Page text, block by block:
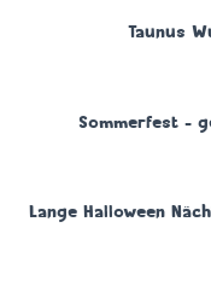
Taunus
Sommerfest –
Lange Halloween